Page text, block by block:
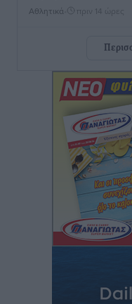
Αθλητικά πριν 14 ώρες
Rhodes Beyond
Τοπικές Ειδήσεις• πριν
Κικίλιας:
ροές στα θαλάσσια
πριν 14 ώρες
Κως: Γερμανός
ευρώ επειδή δεν
οικογενειακές
Τοπικές Ειδήσεις• πριν